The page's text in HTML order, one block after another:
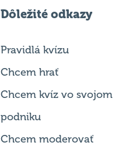
Dôležité odkazy
Pravidlá kvízu
Chcem hrať
Chcem kvíz vo svojom
podniku
Chcem moderovať